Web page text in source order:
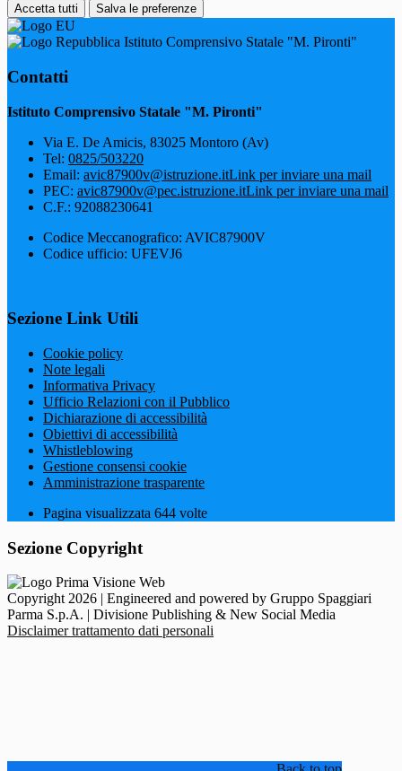
Accetta tutti Salva le preferenze
Istituto Comprensivo Statale "M. Pironti"
Contatti
Istituto Comprensivo Statale "M. Pironti"
Via E. De Amicis, 83025 Montoro (Av)
Tel: 0825/503220
Email: avic87900v@istruzione.itLink per inviare una mail
PEC: avic87900v@pec.istruzione.itLink per inviare una mail
C.F.: 92088230641
Codice Meccanografico: AVIC87900V
Codice ufficio: UFEVJ6
Sezione Link Utili
Cookie policy
Note legali
Informativa Privacy
Ufficio Relazioni con il Pubblico
Dichiarazione di accessibilità
Obiettivi di accessibilità
Whistleblowing
Gestione consensi cookie
Amministrazione trasparente
Pagina visualizzata 644 volte
Sezione Copyright
Copyright 2026 | Engineered and powered by Gruppo Spaggiari
Parma S.p.A. | Divisione Publishing & New Social Media
Disclaimer trattamento dati personali